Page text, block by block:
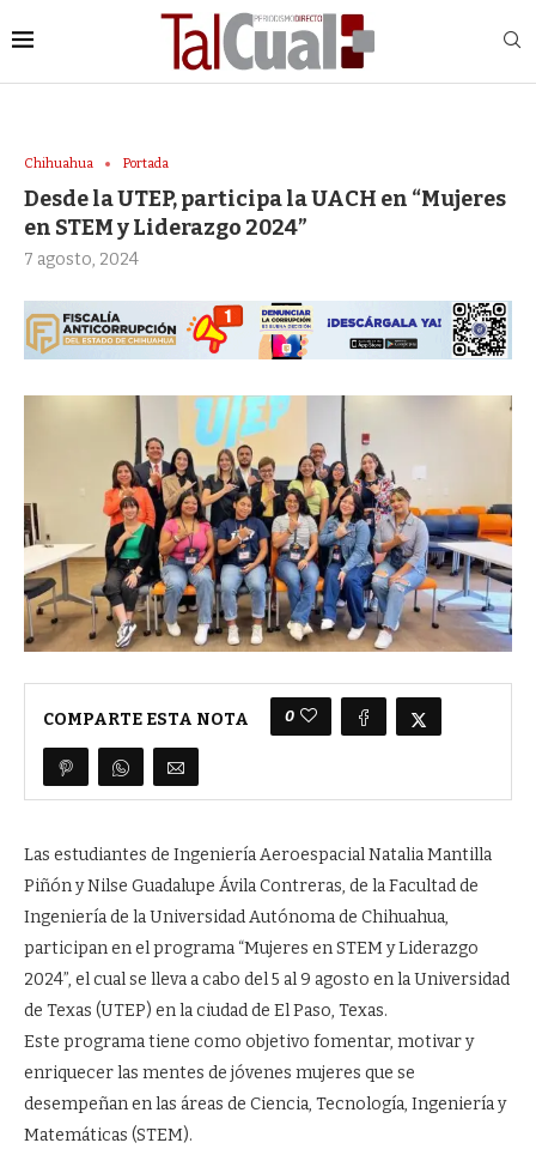
Chihuahua Portada
Desde la UTEP, participa la UACH en “Mujeres
en STEM y Liderazgo 2024”
7 agosto, 2024
COMPARTE ESTA NOTA 0
Las estudiantes de Ingeniería Aeroespacial Natalia Mantilla
Piñón y Nilse Guadalupe Ávila Contreras, de la Facultad de
Ingeniería de la Universidad Autónoma de Chihuahua,
participan en el programa “Mujeres en STEM y Liderazgo
2024”, el cual se lleva a cabo del 5 al 9 agosto en la Universidad
de Texas (UTEP) en la ciudad de El Paso, Texas.
Este programa tiene como objetivo fomentar, motivar y
enriquecer las mentes de jóvenes mujeres que se
desempeñan en las áreas de Ciencia, Tecnología, Ingeniería y
Matemáticas (STEM).